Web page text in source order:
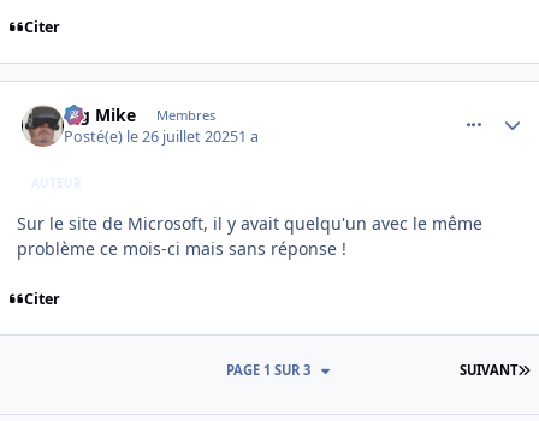
Citer
Big Mike Membres
Posté(e) le 26 juillet 20251 a
AUTEUR
Sur le site de Microsoft, il y avait quelqu'un avec le même
problème ce mois-ci mais sans réponse !
Citer
SUIVANT
PAGE 1 SUR 3